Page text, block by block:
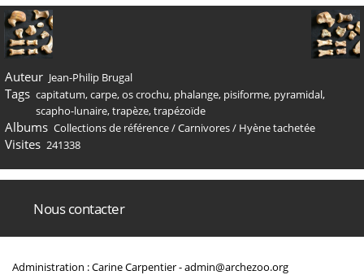
Auteur Jean-Philip Brugal
Tags capitatum,carpe,os crochu, phalange, pisiforme, pyramidal,
scapho-lunaire,trapèze,trapézoïde
Albums Collections de référence/Carnivores/ Hyène tachetée
Visites 241338
Nous contacter
Administration : Carine Carpentier -admin@archezoo.org